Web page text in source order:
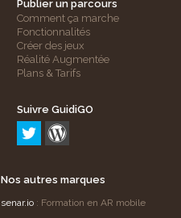
Publier un parcours
Comment ça marche
Fonctionnalités
Créer des jeux
Réalité Augmentée
Plans & Tarifs
Suivre GuidiGO
Nos autres marques
senar.io : Formation en AR mobile